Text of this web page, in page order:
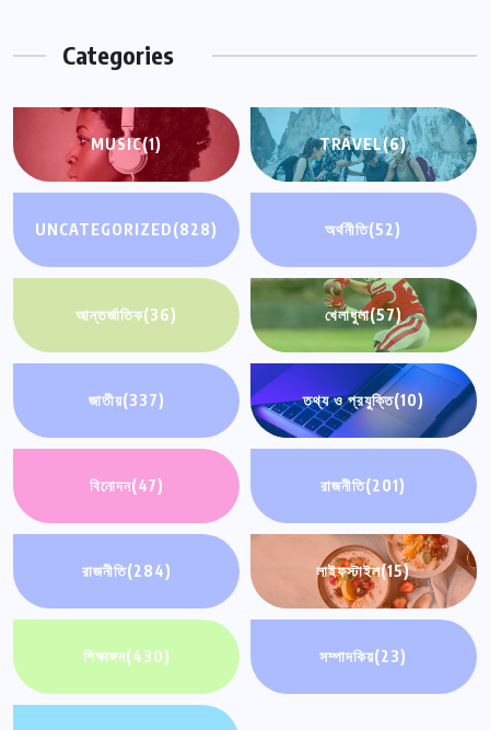
Categories
MUSIC(1) TRAVEL(6)
UNCATEGORIZED(828) অর্থনীতি(52)
আন্তর্জাতিক(36) খেলাধুলা(57)
জাতীয়(337) তথ্য ও প্রযুক্তি(10)
বিনোদন(47) রাজনীতি(201)
রাজনীতি(284) লাইফস্টাইল(15)
শিক্ষাঙ্গন(430) সম্পাদকিয়(23)